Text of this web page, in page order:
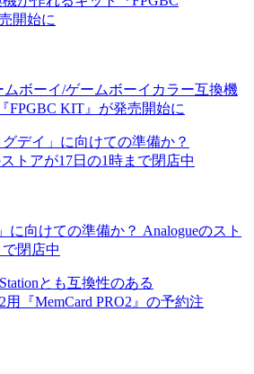
ムボーイ/ゲームボーイカラー互換機
FPGBC KIT』が発売開始に
に向けての準備か？ Analogueのスト
閉店中